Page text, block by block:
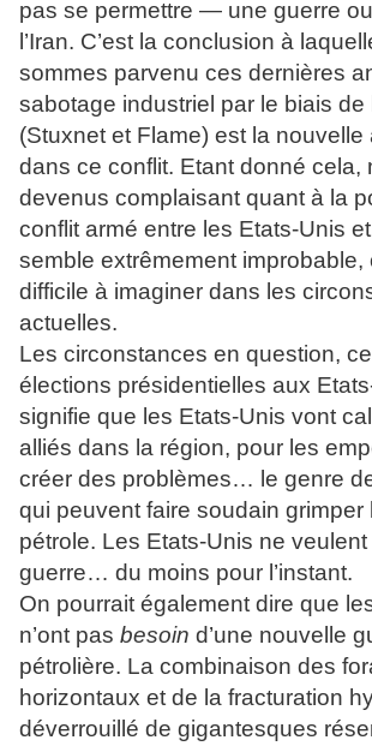
pas se permettre — une guerre
l’Iran. C’est la conclusion à
sommes parvenu ces dernières
sabotage industriel par le biais de
(Stuxnet et Flame) est la nouvelle
dans ce conflit. Etant donné cela,
devenus complaisant quant à la
conflit armé entre les Etats-Unis et
semble extrêmement improbable,
difficile à imaginer dans les
actuelles.
Les circonstances en question,
élections présidentielles aux
signifie que les Etats-Unis vont
alliés dans la région, pour les
créer des problèmes… le genre
qui peuvent faire soudain grimper
pétrole. Les Etats-Unis ne
guerre… du moins pour l’instant.
On pourrait également dire que
n’ont pas besoin d’une nouvelle
pétrolière. La combinaison des
horizontaux et de la fracturation
déverrouillé de gigantesques